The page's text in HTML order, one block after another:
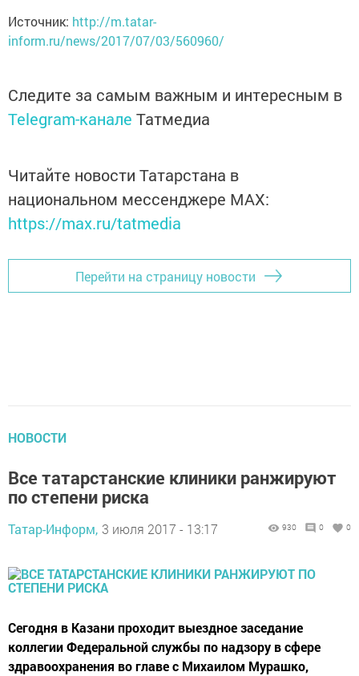
Источник: http://m.tatar-
inform.ru/news/2017/07/03/560960/
Следите за самым важным и интересным в
Telegram-канале Татмедиа
Читайте новости Татарстана в
национальном мессенджере MАХ:
https://max.ru/tatmedia
Перейти на страницу новости
НОВОСТИ
Все татарстанские клиники ранжируют
по степени риска
Татар-Информ, 3 июля 2017 - 13:17 930 0 0
Сегодня в Казани проходит выездное заседание
коллегии Федеральной службы по надзору в сфере
здравоохранения во главе с Михаилом Мурашко,